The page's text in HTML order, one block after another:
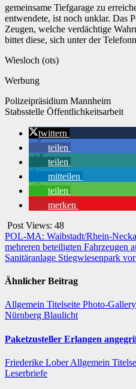
gemeinsame Tiefgarage zu
entwendete, ist noch unklar. Das
Zeugen, welche verdächtige
bittet diese, sich unter der
Wiesloch (ots)
Werbung
Polizeipräsidium Mannheim
Stabsstelle Öffentlichkeitsarbeit
twittern
teilen
teilen
mitteilen
teilen
merken
Post Views: 48
Beitragsnavigation
POL-MA: Waibstadt/Rhein-
mehreren beteiligten Fahrzeugen
Sanitäranlage Stiegwiesenpark
Ähnlicher Beitrag
Allgemein Titelseite Photo-Gallery
Nürnberg Blaulicht
Paketzusteller Erlangen
Friederike LoberAllgemein
Leserbriefe